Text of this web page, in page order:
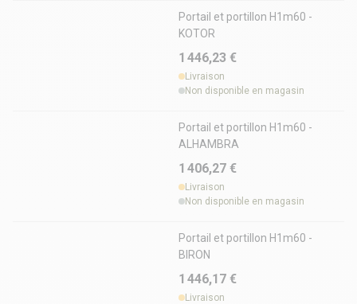
Portail et portillon H1m60 -
KOTOR
1 446,23 €
Livraison
Non disponible en magasin
Portail et portillon H1m60 -
ALHAMBRA
1 406,27 €
Livraison
Non disponible en magasin
Portail et portillon H1m60 -
BIRON
1 446,17 €
Livraison